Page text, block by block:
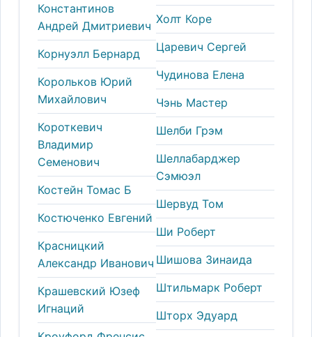
Константинов
Андрей Дмитриевич
Корнуэлл Бернард
Корольков Юрий
Михайлович
Короткевич
Владимир
Семенович
Костейн Томас Б
Костюченко Евгений
Красницкий
Александр Иванович
Крашевский Юзеф
Игнаций
Холт Коре
Царевич Сергей
Чудинова Елена
Чэнь Мастер
Шелби Грэм
Шеллабарджер
Сэмюэл
Шервуд Том
Ши Роберт
Шишова Зинаида
Штильмарк Роберт
Шторх Эдуард